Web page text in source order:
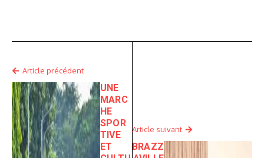
Article précédent
UNE
MARC
HE
SPOR
TIVE
ET
Article suivant
BRAZZ